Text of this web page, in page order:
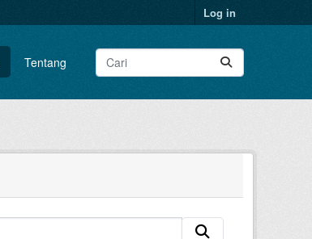
Log in
Tentang